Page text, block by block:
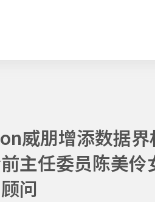
威朋增添数据界
主任委员陈美伶
问